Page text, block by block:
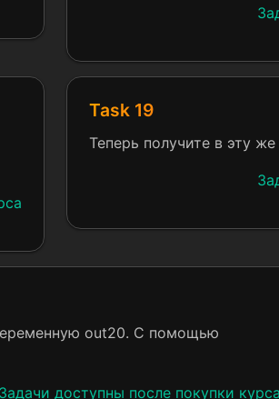
Task 19
Теперь получите в эту
out20. C помощью
Задачи доступны после покупки курса